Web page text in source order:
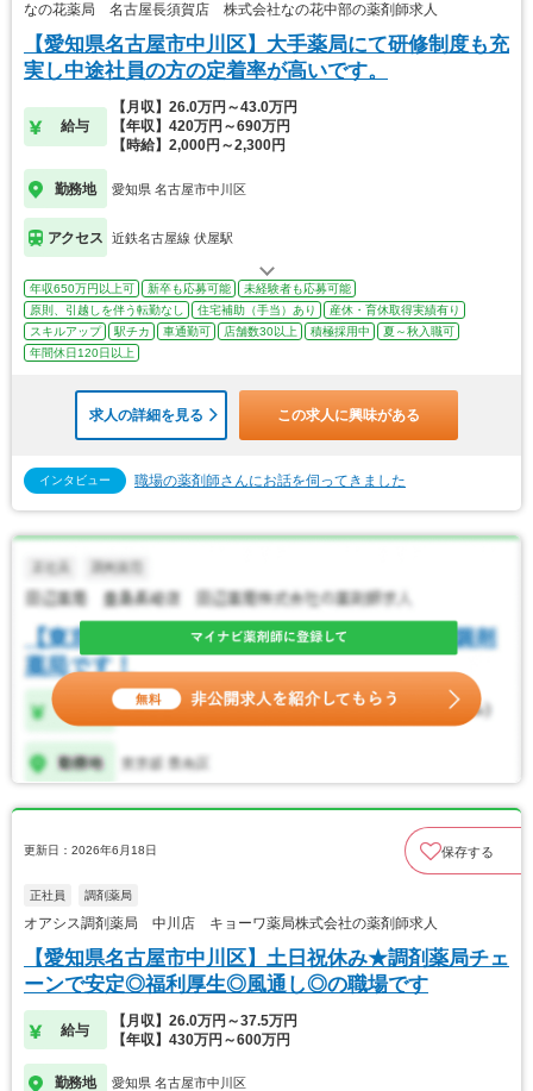
なの花薬局 名古屋長須賀店 株式会社なの花中部の薬剤師求人
【愛知県名古屋市中川区】大手薬局にて研修制度も充
実し中途社員の方の定着率が高いです。
給与
【月収】26.0万円～43.0万円
【年収】420万円～690万円
【時給】2,000円～2,300円
勤務地 愛知県 名古屋市中川区
アクセス 近鉄名古屋線 伏屋駅
年収650万円以上可 新卒も応募可能
未経験者も応募可能
原則、引越しを伴う転勤なし
住宅補助（手当）あり
産休・育休取得実績有り
スキルアップ
駅チカ 車通勤可 店舗数30以上 積極採用中
夏～秋入職可
年間休日120日以上
求人の詳細を見る この求人に興味がある
インタビュー 職場の薬剤師さんにお話を伺ってきました
更新日：2026年6月18日 保存する
正社員 調剤薬局
オアシス調剤薬局 中川店 キョーワ薬局株式会社の薬剤師求人
【愛知県名古屋市中川区】土日祝休み★調剤薬局チェ
ーンで安定◎福利厚生◎風通し◎の職場です
給与
【月収】26.0万円～37.5万円
【年収】430万円～600万円
勤務地 愛知県 名古屋市中川区